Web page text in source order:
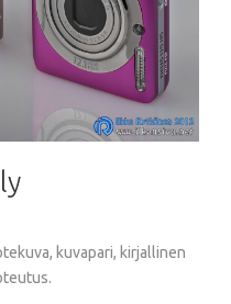
kuvapari, kirjallinen